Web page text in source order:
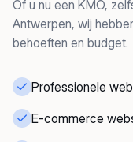
Of u nu een KMO,
Antwerpen, wij
behoeften en budget.
Professionele
E-commerce